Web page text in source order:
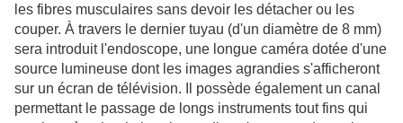
les fibres musculaires sans devoir les détacher ou les
couper. À travers le dernier tuyau (d'un diamètre de 8 mm)
sera introduit l'endoscope, une longue caméra dotée d'une
source lumineuse dont les images agrandies s'afficheront
sur un écran de télévision. Il possède également un canal
permettant le passage de longs instruments tout fins qui